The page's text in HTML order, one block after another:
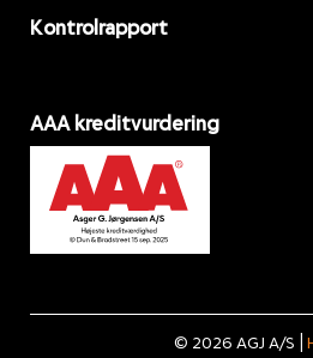
Kontrolrapport
AAA kreditvurdering
© 2026 AGJ A/S |